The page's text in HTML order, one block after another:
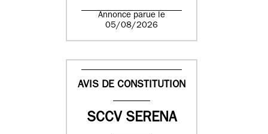
Annonce parue le
05/08/2026
AVIS DE CONSTITUTION
SCCV SERENA